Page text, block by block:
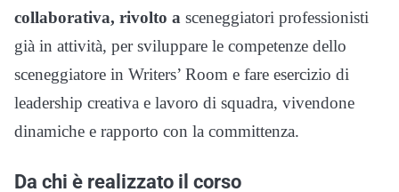
collaborativa, rivolto a sceneggiatori professionisti
già in attività, per sviluppare le competenze dello
sceneggiatore in Writers’ Room e fare esercizio di
leadership creativa e lavoro di squadra, vivendone
dinamiche e rapporto con la committenza.
Da chi è realizzato il corso